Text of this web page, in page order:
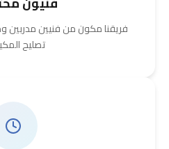
فريقنا مكون من فنيين
تصليح